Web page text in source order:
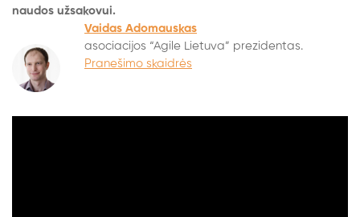
naudos užsakovui.
Vaidas Adomauskas
asociacijos “Agile Lietuva” prezidentas.
Pranešimo skaidrės